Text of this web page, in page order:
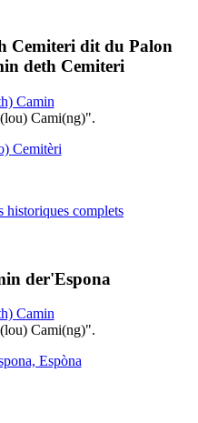
Cemiteri dit du Palon
deth Cemiteri
Camin
Cami(ng)".
Cemitèri
historiques complets
der'Espona
Camin
Cami(ng)".
Espòna